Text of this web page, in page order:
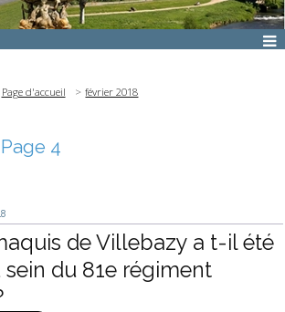
Page d'accueil février 2018
4
de Villebazy a t-il été
sein du 81e régiment